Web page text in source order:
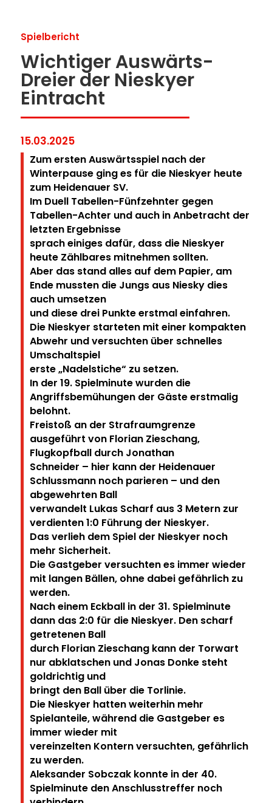
Spielbericht
Wichtiger Auswärts-
Dreier der Nieskyer
Eintracht
15.03.2025
Zum ersten Auswärtsspiel nach der
Winterpause ging es für die Nieskyer heute
zum Heidenauer SV.
Im Duell Tabellen-Fünfzehnter gegen
Tabellen-Achter und auch in Anbetracht der
letzten Ergebnisse
sprach einiges dafür, dass die Nieskyer
heute Zählbares mitnehmen sollten.
Aber das stand alles auf dem Papier, am
Ende mussten die Jungs aus Niesky dies
auch umsetzen
und diese drei Punkte erstmal einfahren.
Die Nieskyer starteten mit einer kompakten
Abwehr und versuchten über schnelles
Umschaltspiel
erste „Nadelstiche“ zu setzen.
In der 19. Spielminute wurden die
Angriffsbemühungen der Gäste erstmalig
belohnt.
Freistoß an der Strafraumgrenze
ausgeführt von Florian Zieschang,
Flugkopfball durch Jonathan
Schneider – hier kann der Heidenauer
Schlussmann noch parieren – und den
abgewehrten Ball
verwandelt Lukas Scharf aus 3 Metern zur
verdienten 1:0 Führung der Nieskyer.
Das verlieh dem Spiel der Nieskyer noch
mehr Sicherheit.
Die Gastgeber versuchten es immer wieder
mit langen Bällen, ohne dabei gefährlich zu
werden.
Nach einem Eckball in der 31. Spielminute
dann das 2:0 für die Nieskyer. Den scharf
getretenen Ball
durch Florian Zieschang kann der Torwart
nur abklatschen und Jonas Donke steht
goldrichtig und
bringt den Ball über die Torlinie.
Die Nieskyer hatten weiterhin mehr
Spielanteile, während die Gastgeber es
immer wieder mit
vereinzelten Kontern versuchten, gefährlich
zu werden.
Aleksander Sobczak konnte in der 40.
Spielminute den Anschlusstreffer noch